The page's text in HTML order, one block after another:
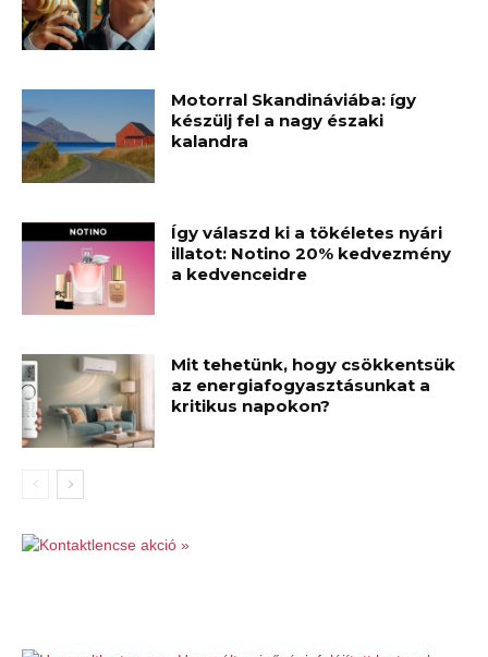
Motorral Skandináviába: így
készülj fel a nagy északi
kalandra
Így válaszd ki a tökéletes nyári
illatot: Notino 20% kedvezmény
a kedvenceidre
Mit tehetünk, hogy csökkentsük
az energiafogyasztásunkat a
kritikus napokon?